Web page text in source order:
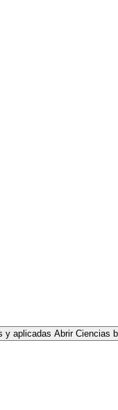
y aplicadas Abrir Ciencias